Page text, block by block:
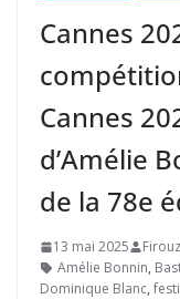
Cannes
Cannes
d’Amélie
de la 78e
13 mai 2025
Amélie Bonnin,
Dominique Blanc,